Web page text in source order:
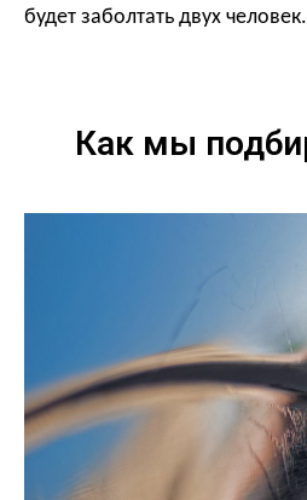
будет заболтать двух человек.
Как мы